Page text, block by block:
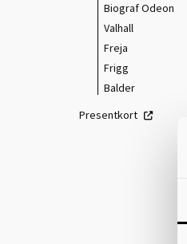
Biograf Odeon
Valhall
Freja
Frigg
Balder
Presentkort